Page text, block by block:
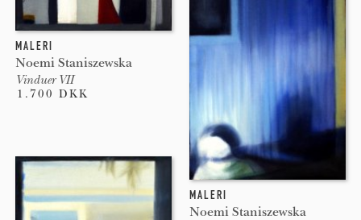
MALERI
Noemi Staniszewska
Vinduer VII
1.700 DKK
MALERI
Noemi Staniszewska